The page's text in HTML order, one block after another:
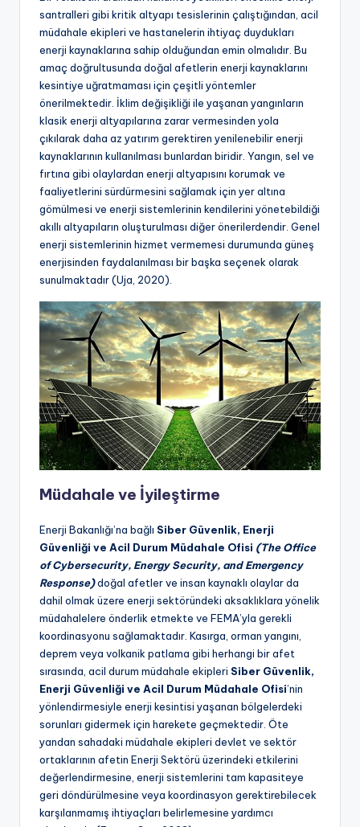
santralleri gibi kritik altyapı tesislerinin çalıştığından, acil
müdahale ekipleri ve hastanelerin ihtiyaç duydukları
enerji kaynaklarına sahip olduğundan emin olmalıdır. Bu
amaç doğrultusunda doğal afetlerin enerji kaynaklarını
kesintiye uğratmaması için çeşitli yöntemler
önerilmektedir. İklim değişikliği ile yaşanan yangınların
klasik enerji altyapılarına zarar vermesinden yola
çıkılarak daha az yatırım gerektiren yenilenebilir enerji
kaynaklarının kullanılması bunlardan biridir. Yangın, sel ve
fırtına gibi olaylardan enerji altyapısını korumak ve
faaliyetlerini sürdürmesini sağlamak için yer altına
gömülmesi ve enerji sistemlerinin kendilerini yönetebildiği
akıllı altyapıların oluşturulması diğer önerilerdendir. Genel
enerji sistemlerinin hizmet vermemesi durumunda güneş
enerjisinden faydalanılması bir başka seçenek olarak
sunulmaktadır (Uja, 2020).
Müdahale ve İyileştirme
Enerji Bakanlığı’na bağlı Siber Güvenlik, Enerji
Güvenliği ve Acil Durum Müdahale Ofisi (The Office
of Cybersecurity, Energy Security, and Emergency
Response)doğal afetler ve insan kaynaklı olaylar da
dahil olmak üzere enerji sektöründeki aksaklıklara yönelik
müdahalelere önderlik etmekte ve FEMA’yla gerekli
koordinasyonu sağlamaktadır. Kasırga, orman yangını,
deprem veya volkanik patlama gibi herhangi bir afet
sırasında, acil durum müdahale ekipleri Siber Güvenlik,
Enerji Güvenliği ve Acil Durum Müdahale Ofisi’nin
yönlendirmesiyle enerji kesintisi yaşanan bölgelerdeki
sorunları gidermek için harekete geçmektedir. Öte
yandan sahadaki müdahale ekipleri devlet ve sektör
ortaklarının afetin Enerji Sektörü üzerindeki etkilerini
değerlendirmesine, enerji sistemlerini tam kapasiteye
geri döndürülmesine veya koordinasyon gerektirebilecek
karşılanmamış ihtiyaçları belirlemesine yardımcı